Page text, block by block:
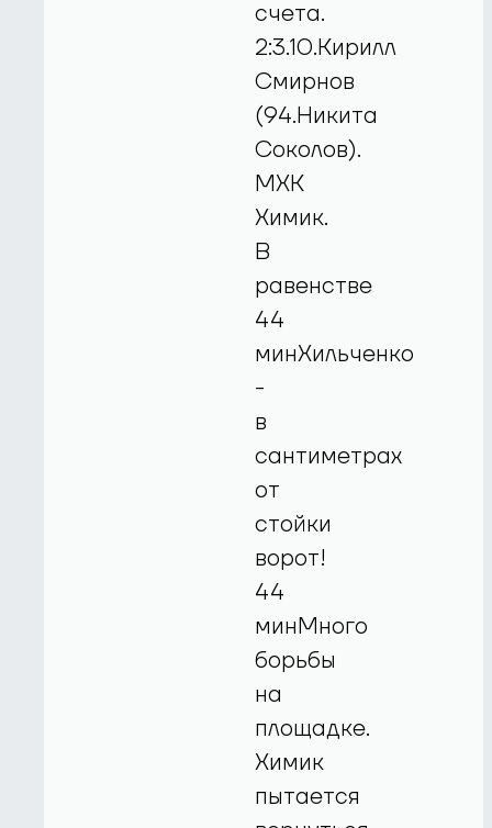
счета.
2:3.10.Кирилл
Смирнов
(94.Никита
Соколов).
МХК
Химик.
В
равенстве
44
минХильченко
-
в
сантиметрах
от
стойки
ворот!
44
минМного
борьбы
на
площадке.
Химик
пытается